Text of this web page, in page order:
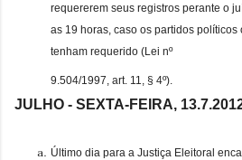
requererem seus registros perante o
as 19 horas, caso os partidos
tenham requerido (Lei nº
9.504/1997, art. 11, § 4º).
JULHO - SEXTA-FEIRA, 13.7.
Último dia para a Justiça Eleitoral